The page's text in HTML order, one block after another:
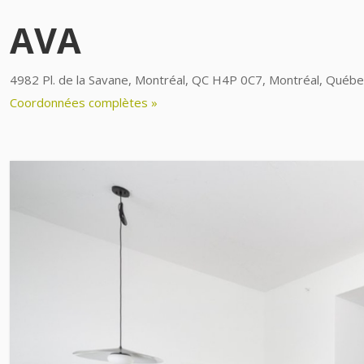
AVA
4982 Pl. de la Savane, Montréal, QC H4P 0C7, Montréal,
Coordonnées complètes »